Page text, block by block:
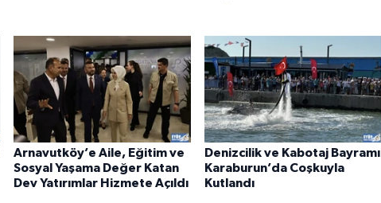
Arnavutköy’e Aile, Eğitim ve
Sosyal Yaşama Değer Katan
Dev Yatırımlar Hizmete Açıldı
Denizcilik ve Kabotaj Bayramı
Karaburun’da Coşkuyla
Kutlandı